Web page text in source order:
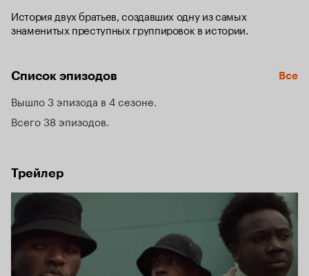
История двух братьев, создавших одну из самых
знаменитых преступных группировок в истории.
Список эпизодов Все
Вышло 3 эпизода в 4 сезоне
Всего 38 эпизодов
Трейлер